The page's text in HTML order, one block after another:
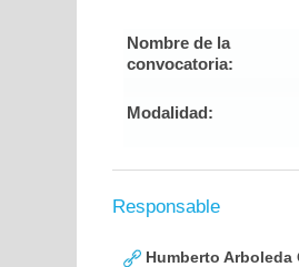
Nombre de la
convocatoria:
Modalidad:
Responsable
Humberto Arboleda